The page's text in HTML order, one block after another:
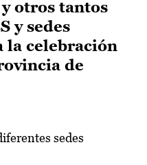
otros tantos
y sedes
la celebración
de
sedes